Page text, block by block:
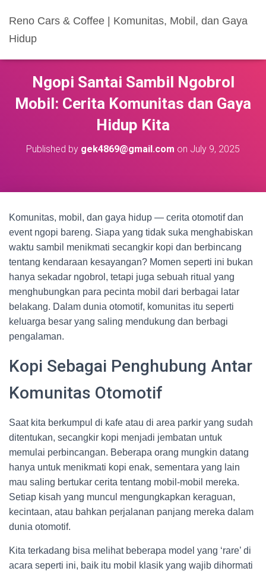
Reno Cars & Coffee | Komunitas, Mobil, dan Gaya
Hidup
Ngopi Santai Sambil Ngobrol
Mobil: Cerita Komunitas dan Gaya
Hidup Kita
Published by gek4869@gmail.com on July 9, 2025
Komunitas, mobil, dan gaya hidup — cerita otomotif dan
event ngopi bareng. Siapa yang tidak suka menghabiskan
waktu sambil menikmati secangkir kopi dan berbincang
tentang kendaraan kesayangan? Momen seperti ini bukan
hanya sekadar ngobrol, tetapi juga sebuah ritual yang
menghubungkan para pecinta mobil dari berbagai latar
belakang. Dalam dunia otomotif, komunitas itu seperti
keluarga besar yang saling mendukung dan berbagi
pengalaman.
Kopi Sebagai Penghubung Antar
Komunitas Otomotif
Saat kita berkumpul di kafe atau di area parkir yang sudah
ditentukan, secangkir kopi menjadi jembatan untuk
memulai perbincangan. Beberapa orang mungkin datang
hanya untuk menikmati kopi enak, sementara yang lain
mau saling bertukar cerita tentang mobil-mobil mereka.
Setiap kisah yang muncul mengungkapkan keraguan,
kecintaan, atau bahkan perjalanan panjang mereka dalam
dunia otomotif.
Kita terkadang bisa melihat beberapa model yang ‘rare’ di
acara seperti ini, baik itu mobil klasik yang wajib dihormati